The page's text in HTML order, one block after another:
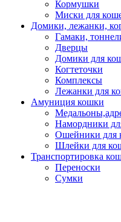
Кормушки
Миски для
Домики, лежанки,
Гамаки,
Дверцы
Домики для
Когтеточки
Комплексы
Лежанки для
Амуниция кошки
Намордники
Ошейники для
Шлейки для
Транспортировка
Переноски
Сумки